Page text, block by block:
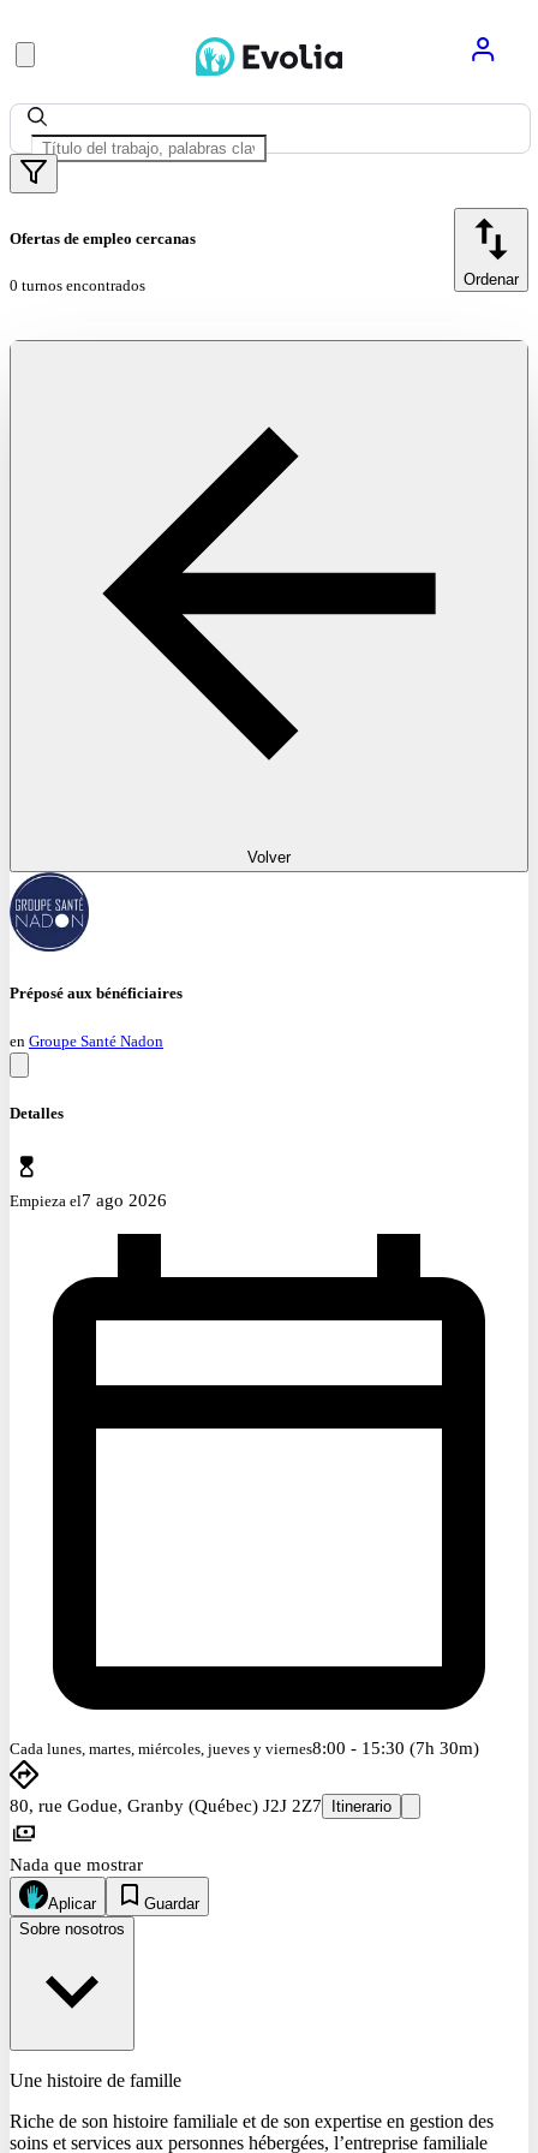
Ofertas de empleo cercanas
0 turnos encontrados Ordenar
Volver
Préposé aux bénéficiaires
en Groupe Santé Nadon
Detalles
Empieza el7 ago 2026
Cada lunes, martes, miércoles, jueves y viernes8:00 - 15:30 (7h 30m)
80, rue Godue, Granby (Québec) J2J 2Z7 Itinerario
Nada que mostrar
Aplicar
Guardar
Sobre nosotros
Une histoire de famille
Riche de son histoire familiale et de son expertise en gestion des
soins et services aux personnes hébergées, l’entreprise familiale